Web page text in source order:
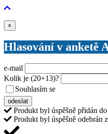
×
Hlasování v anketě
e-mail
Kolik je (20+13)?
Souhlasím se
odeslat
Produkt byl úspěšně přidán
Produkt byl úspěšně odebrán